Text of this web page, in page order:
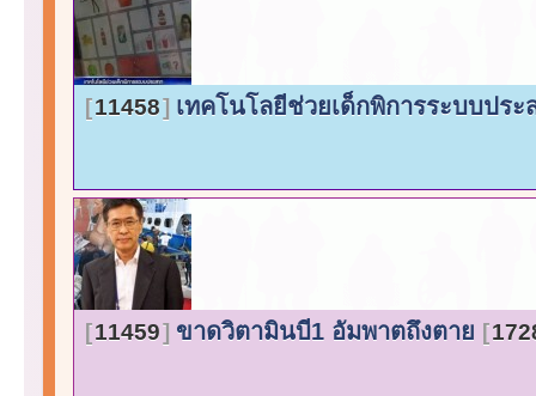
11458 เทคโนโลยีช่วยเด็กพิการระบบปร
11459 ขาดวิตามินบี1 อัมพาตถึงตาย